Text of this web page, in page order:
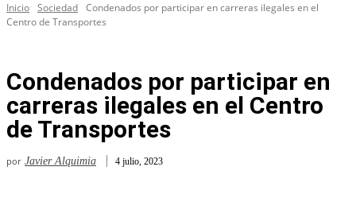
Inicio Sociedad Condenados por participar en carreras ilegales en el
Centro de Transportes
Condenados por participar en
carreras ilegales en el Centro
de Transportes
por Javier Alquimia 4 julio, 2023